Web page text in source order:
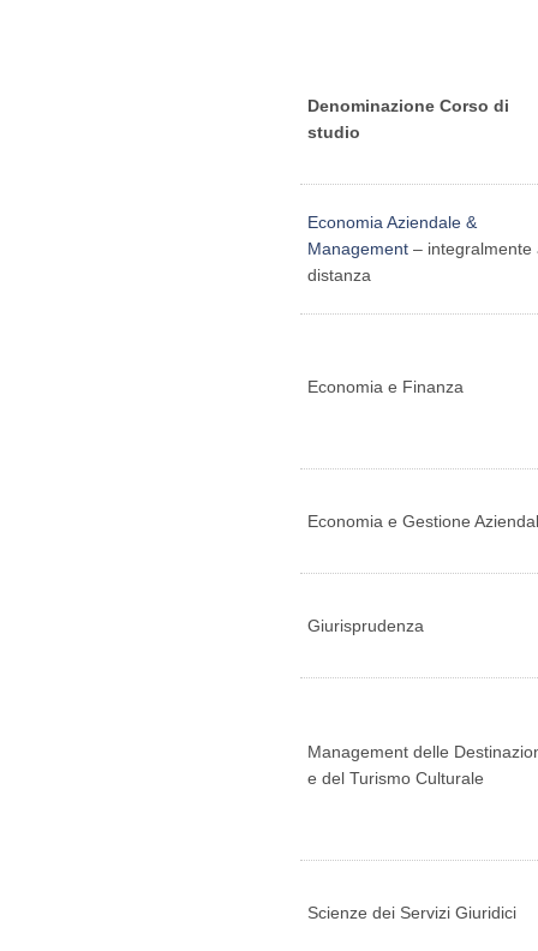
Denominazione Corso di
studio
Economia Aziendale &
Management – integralmente
distanza
Economia e Finanza
Economia e Gestione
Giurisprudenza
Management delle
e del Turismo Culturale
Scienze dei Servizi Giuridici